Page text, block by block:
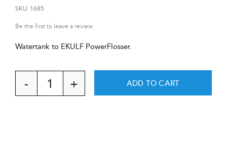
SKU: 1685
Be the first to leave a review.
Watertank to EKULF PowerFlosser.
Watertank
-
ADD TO CART